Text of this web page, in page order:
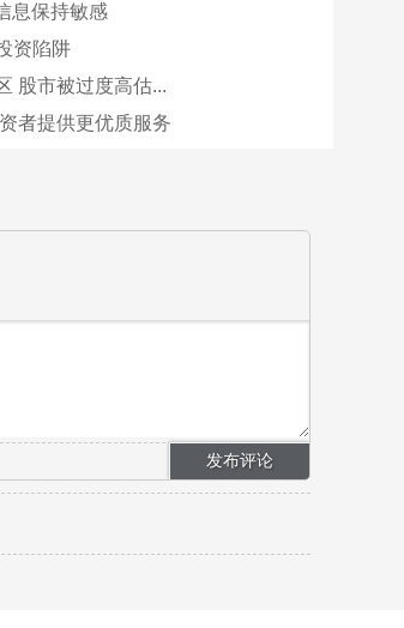
息保持敏感
资陷阱
股市被过度高估...
者提供更优质服务